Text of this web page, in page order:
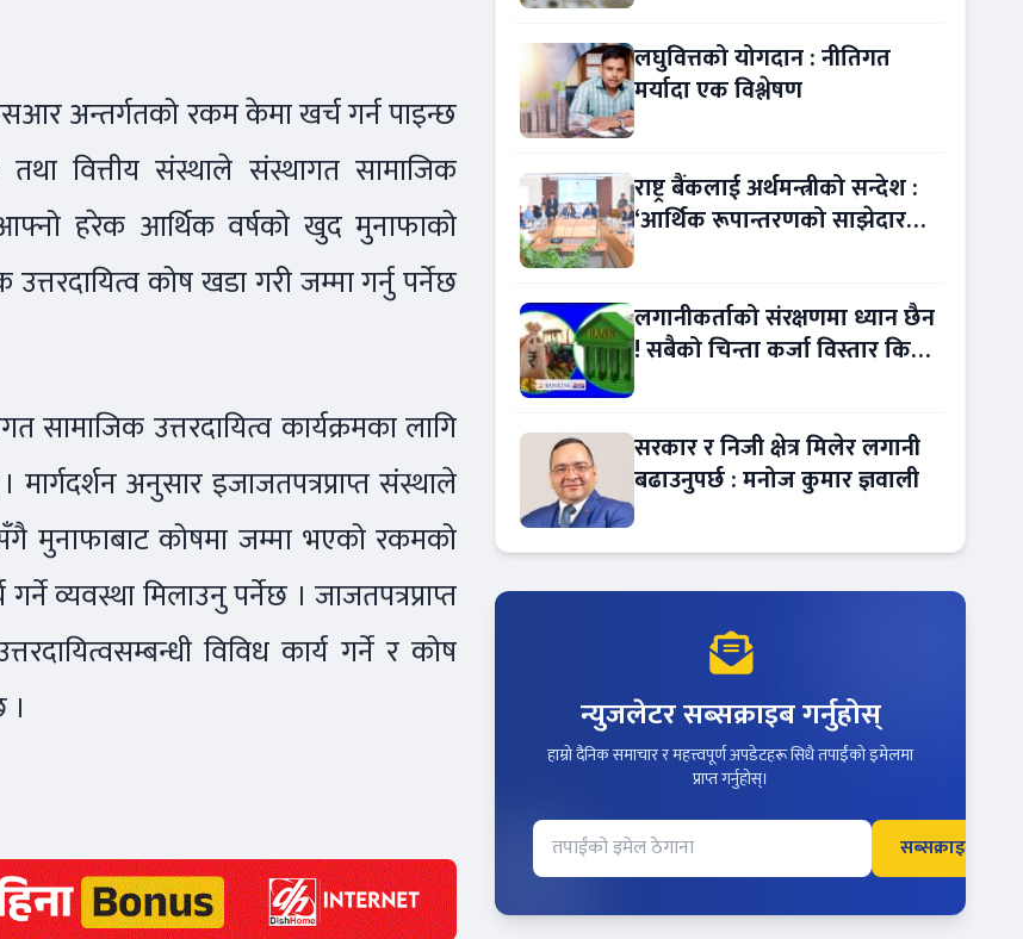
अन्तर्गतको रकम केमा खर्च गर्न पाइन्छ
वित्तीय संस्थाले संस्थागत सामाजिक
आफ्नो हरेक आर्थिक वर्षको खुद मुनाफाको
कोष खडा गरी जम्मा गर्नु पर्नेछ
सामाजिक उत्तरदायित्व कार्यक्रमका लागि
अनुसार इजाजतपत्रप्राप्त संस्थाले
मुनाफाबाट कोषमा जम्मा भएको रकमको
व्यवस्था मिलाउनु पर्नेछ । जाजतपत्रप्राप्त
विविध कार्य गर्ने र कोष
लघुवित्तको योगदान : नीतिगत
मर्यादा एक विश्लेषण
राष्ट्र बैंकलाई अर्थमन्त्रीको सन्देश :
‘आर्थिक रूपान्तरणको साझेदार
लगानीकर्ताको संरक्षणमा ध्यान छैन
! सबैको चिन्ता कर्जा विस्तार किन
सरकार र निजी क्षेत्र मिलेर लगानी
बढाउनुपर्छ : मनोज कुमार ज्ञवाली
न्युजलेटर सब्सक्राइब गर्नुहोस्
हाम्रो दैनिक समाचार र महत्त्वपूर्ण अपडेटहरू सिधै तपाईंको इमेलमा
प्राप्त गर्नुहोस्।
सब्सक्राइब